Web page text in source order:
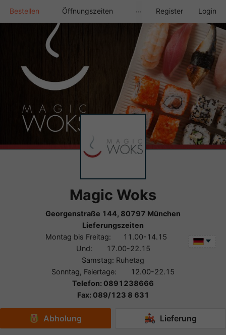
Bestellen Öffnungszeiten ··· Register Login
Magic Woks
Georgenstraße 144, 80797 München
Lieferungszeiten
Montag bis Freitag: 11.00-14.15
Und: 17.00-22.15
Samstag: Ruhetag
Sonntag, Feiertage: 12.00-22.15
Telefon: 0891238666
Fax: 089/123 8 631
Abholung Lieferung